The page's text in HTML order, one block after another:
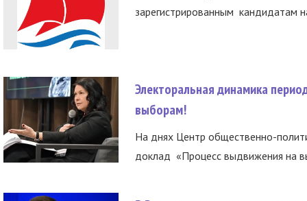
зарегистрированным кандидатам
Электоральная динамика
выборам!
На днях Центр общественно-
доклад «Процесс выдвижения на